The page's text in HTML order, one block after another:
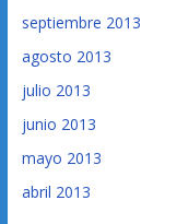
septiembre 2013
agosto 2013
julio 2013
junio 2013
mayo 2013
abril 2013